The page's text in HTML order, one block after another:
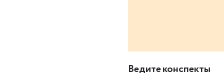
Ведите конспекты